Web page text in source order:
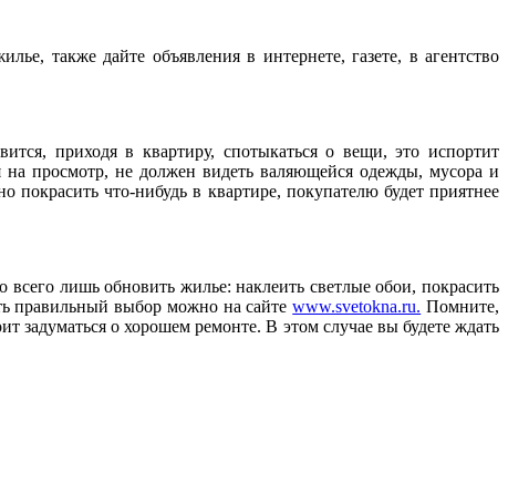
также дайте объявления в интернете, газете, в агентство
приходя в квартиру, спотыкаться о вещи, это испортит
на просмотр, не должен видеть валяющейся одежды, мусора и
что-нибудь в квартире, покупателю будет приятнее
лишь обновить жилье: наклеить светлые обои, покрасить
правильный выбор можно на сайтеwww.svetokna.ru. Помните,
задуматься о хорошем ремонте. В этом случае вы будете ждать